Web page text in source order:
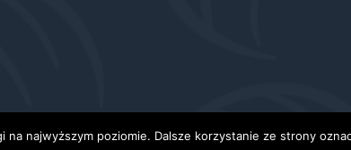
na najwyższym poziomie. Dalsze korzystanie ze strony